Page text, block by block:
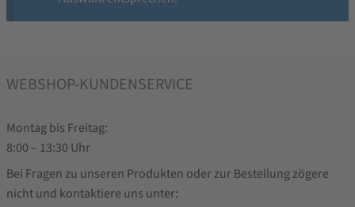
WEBSHOP-KUNDENSERVICE
Montag bis Freitag:
8:00 – 13:30 Uhr
Bei Fragen zu unseren Produkten oder zur Bestellung zögere
nicht und kontaktiere uns unter: